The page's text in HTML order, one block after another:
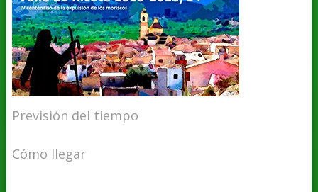
Previsión del tiempo
Cómo llegar